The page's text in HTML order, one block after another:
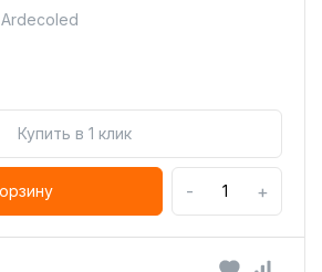
Купить в 1 клик
- +